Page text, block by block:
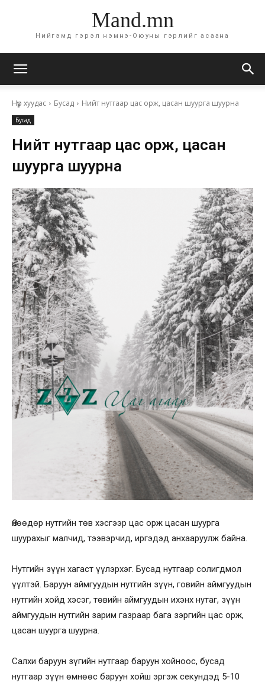
Mand.mn
Нийгэмд гэрэл нэмнэ-Оюуны гэрлийг асаана
Нүүр хуудас Бусад Нийт нутгаар цас орж, цасан шуурга шуурна
Бусад
Нийт нутгаар цас орж, цасан
шуурга шуурна
Өнөөдөр нутгийн төв хэсгээр цас орж цасан шуурга
шуурахыг малчид, тээвэрчид, иргэдэд анхааруулж байна.
Нутгийн зүүн хагаст үүлэрхэг. Бусад нутгаар солигдмол
үүлтэй. Баруун аймгуудын нутгийн зүүн, говийн аймгуудын
нутгийн хойд хэсэг, төвийн аймгуудын ихэнх нутаг, зүүн
аймгуудын нутгийн зарим газраар бага зэргийн цас орж,
цасан шуурга шуурна.
Салхи баруун зүгийн нутгаар баруун хойноос, бусад
нутгаар зүүн өмнөөс баруун хойш эргэж секундэд 5-10